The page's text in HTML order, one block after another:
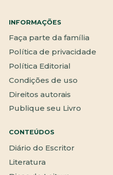
INFORMAÇÕES
Faça parte da família
Política de privacidade
Política Editorial
Condições de uso
Direitos autorais
Publique seu Livro
CONTEÚDOS
Diário do Escritor
Literatura